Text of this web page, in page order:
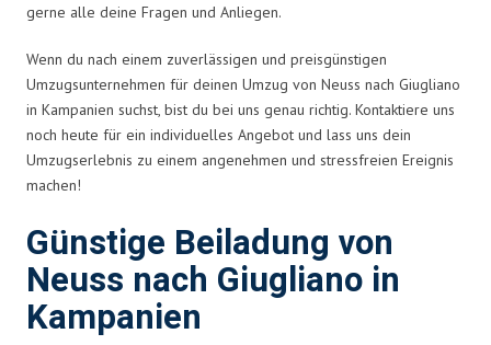
gerne alle deine Fragen und Anliegen.
Wenn du nach einem zuverlässigen und preisgünstigen
Umzugsunternehmen für deinen Umzug von Neuss nach Giugliano
in Kampanien suchst, bist du bei uns genau richtig. Kontaktiere uns
noch heute für ein individuelles Angebot und lass uns dein
Umzugserlebnis zu einem angenehmen und stressfreien Ereignis
machen!
Günstige Beiladung von
Neuss nach Giugliano in
Kampanien